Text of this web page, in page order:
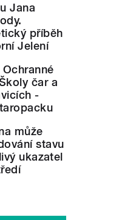
Jana
příběh
Jelení
Ochranné
čar a
-
může
stavu
ukazatel